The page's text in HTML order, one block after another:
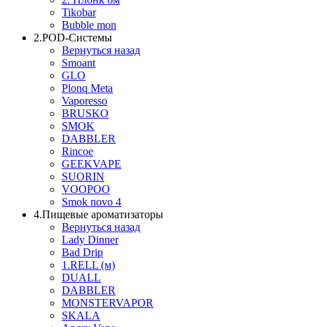
Tikobar
Bubble mon
2.POD-Системы
Вернуться назад
Smoant
GLO
Plonq Meta
Vaporesso
BRUSKO
SMOK
DABBLER
Rincoe
GEEKVAPE
SUORIN
VOOPOO
Smok novo 4
4.Пищевые ароматизаторы
Вернуться назад
Lady Dinner
Bad Drip
1.RELL (м)
DUALL
DABBLER
MONSTERVAPOR
SKALA